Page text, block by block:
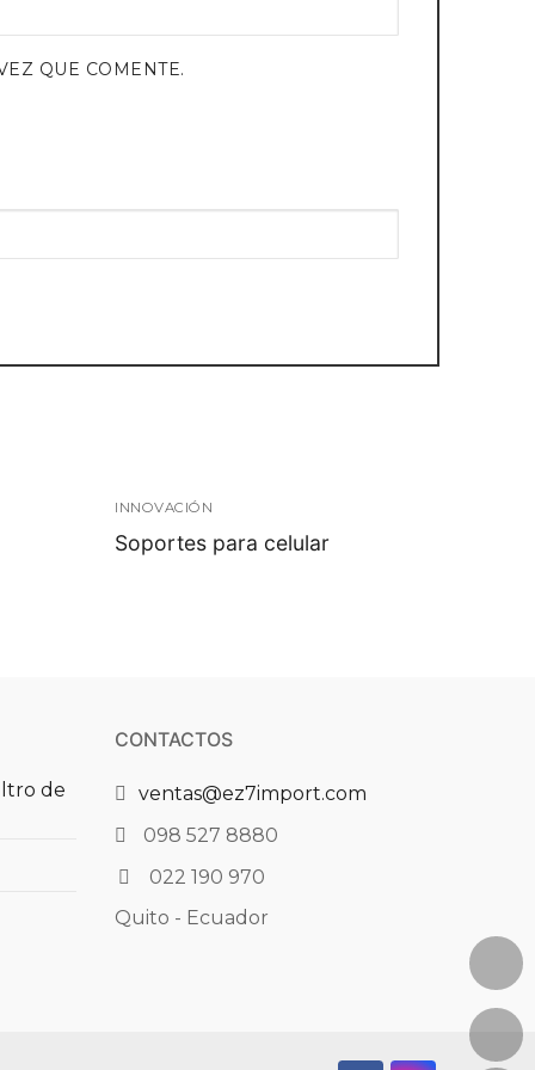
QUE COMENTE.
INNOVACIÓN
Soportes para celular
de
CONTACTOS
ventas@ez7import.com
098 527 8880
022 190 970
Quito - Ecuador